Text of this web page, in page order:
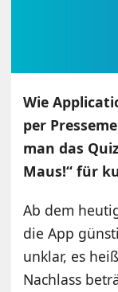
Wie
per
man das
Maus!“ für
Ab dem
die App
unklar, es
Nachlass